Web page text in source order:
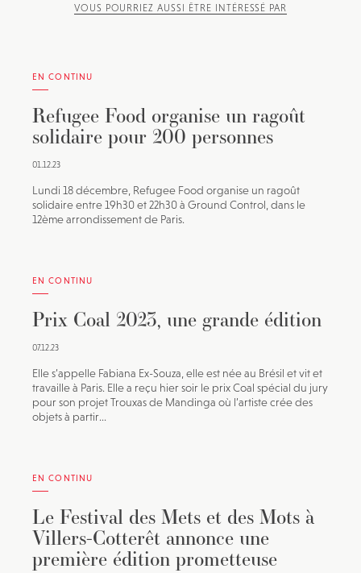
VOUS POURRIEZ AUSSI ÊTRE INTÉRESSÉ PAR
EN CONTINU
Refugee Food organise un ragoût
solidaire pour 200 personnes
01.12.23
Lundi 18 décembre, Refugee Food organise un ragoût
solidaire entre 19h30 et 22h30 à Ground Control, dans le
12ème arrondissement de Paris.
EN CONTINU
Prix Coal 2023, une grande édition
07.12.23
Elle s’appelle Fabiana Ex-Souza, elle est née au Brésil et vit et
travaille à Paris. Elle a reçu hier soir le prix Coal spécial du jury
pour son projet Trouxas de Mandinga où l’artiste crée des
objets à partir...
EN CONTINU
Le Festival des Mets et des Mots à
Villers-Cotterêt annonce une
première édition prometteuse